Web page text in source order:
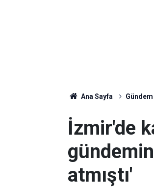
Ana Sayfa Gündem
İzmir'de
atmıştı'